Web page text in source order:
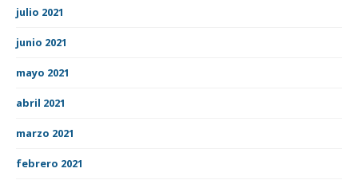
julio 2021
junio 2021
mayo 2021
abril 2021
marzo 2021
febrero 2021